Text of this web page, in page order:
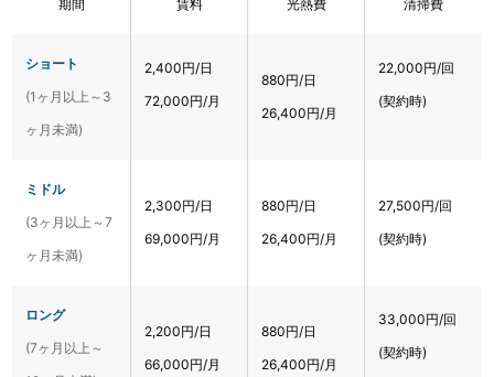
期間 賃料 光熱費 清掃費
ショート
(1ヶ月以上～3
ヶ月未満)
2,400円/日
72,000円/月
880円/日
26,400円/月
22,000円/回
(契約時)
ミドル
(3ヶ月以上～7
ヶ月未満)
2,300円/日
69,000円/月
880円/日
26,400円/月
27,500円/回
(契約時)
ロング
(7ヶ月以上～
2,200円/日
66,000円/月
880円/日
26,400円/月
33,000円/回
(契約時)